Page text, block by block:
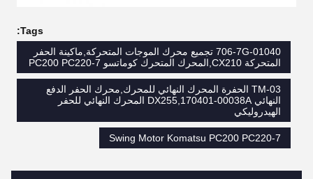
Tags:
706-7G-01040 تجميع محرك الموجات المتحركة,ماكينة الحفر
المتحركة CX210,المحرك المتحرك كوماتسو PC200 PC220-7
TM-03 الحفرة المحرك النهائي للمحرك,محرك الحفر الدفع
النهائي DX255,170401-00038A المحرك النهائي للحفر
الهيدروليكي
Swing Motor Komatsu PC200 PC220-7